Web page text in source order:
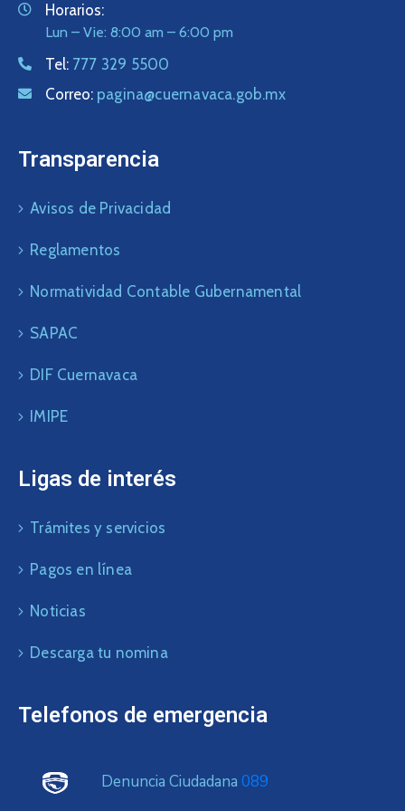
Horarios:
Lun – Vie: 8:00 am – 6:00 pm
Tel: 777 329 5500
Correo: pagina@cuernavaca.gob.mx
Transparencia
Avisos de Privacidad
Reglamentos
Normatividad Contable Gubernamental
SAPAC
DIF Cuernavaca
IMIPE
Ligas de interés
Trámites y servicios
Pagos en línea
Noticias
Descarga tu nomina
Telefonos de emergencia
Denuncia Ciudadana 089